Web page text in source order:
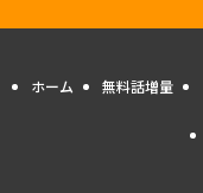
ホーム 無料話増量